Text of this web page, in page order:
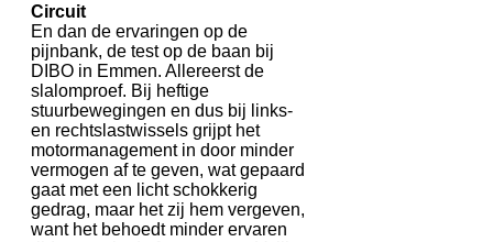
Circuit
En dan de ervaringen op de
pijnbank, de test op de baan bij
DIBO in Emmen. Allereerst de
slalomproef. Bij heftige
stuurbewegingen en dus bij links-
en rechtslastwissels grijpt het
motormanagement in door minder
vermogen af te geven, wat gepaard
gaat met een licht schokkerig
gedrag, maar het zij hem vergeven,
want het behoedt minder ervaren